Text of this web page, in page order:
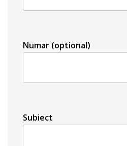
Numar (optional)
Subiect